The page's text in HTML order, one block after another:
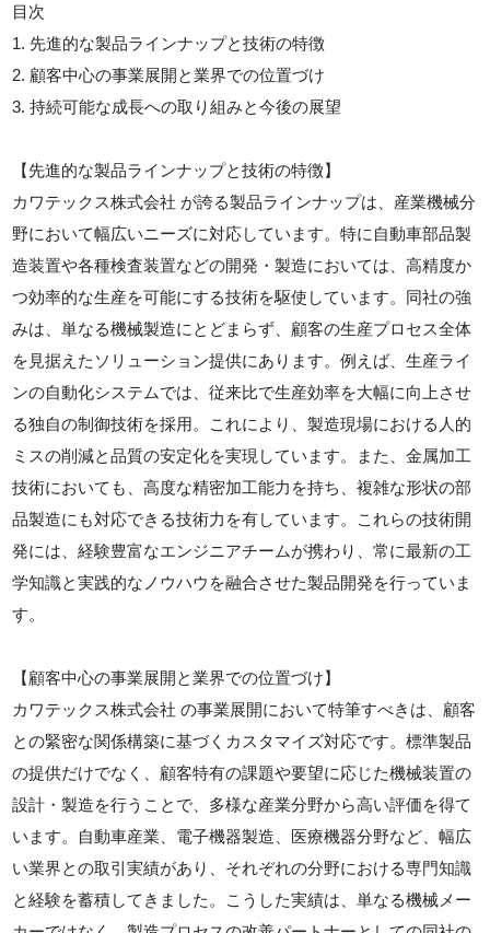
目次
1. 先進的な製品ラインナップと技術の特徴
2. 顧客中心の事業展開と業界での位置づけ
3. 持続可能な成長への取り組みと今後の展望
【先進的な製品ラインナップと技術の特徴】
カワテックス株式会社 が誇る製品ラインナップは、産業機械分
野において幅広いニーズに対応しています。特に自動車部品製
造装置や各種検査装置などの開発・製造においては、高精度か
つ効率的な生産を可能にする技術を駆使しています。同社の強
みは、単なる機械製造にとどまらず、顧客の生産プロセス全体
を見据えたソリューション提供にあります。例えば、生産ライ
ンの自動化システムでは、従来比で生産効率を大幅に向上させ
る独自の制御技術を採用。これにより、製造現場における人的
ミスの削減と品質の安定化を実現しています。また、金属加工
技術においても、高度な精密加工能力を持ち、複雑な形状の部
品製造にも対応できる技術力を有しています。これらの技術開
発には、経験豊富なエンジニアチームが携わり、常に最新の工
学知識と実践的なノウハウを融合させた製品開発を行っていま
す。
【顧客中心の事業展開と業界での位置づけ】
カワテックス株式会社 の事業展開において特筆すべきは、顧客
との緊密な関係構築に基づくカスタマイズ対応です。標準製品
の提供だけでなく、顧客特有の課題や要望に応じた機械装置の
設計・製造を行うことで、多様な産業分野から高い評価を得て
います。自動車産業、電子機器製造、医療機器分野など、幅広
い業界との取引実績があり、それぞれの分野における専門知識
と経験を蓄積してきました。こうした実績は、単なる機械メー